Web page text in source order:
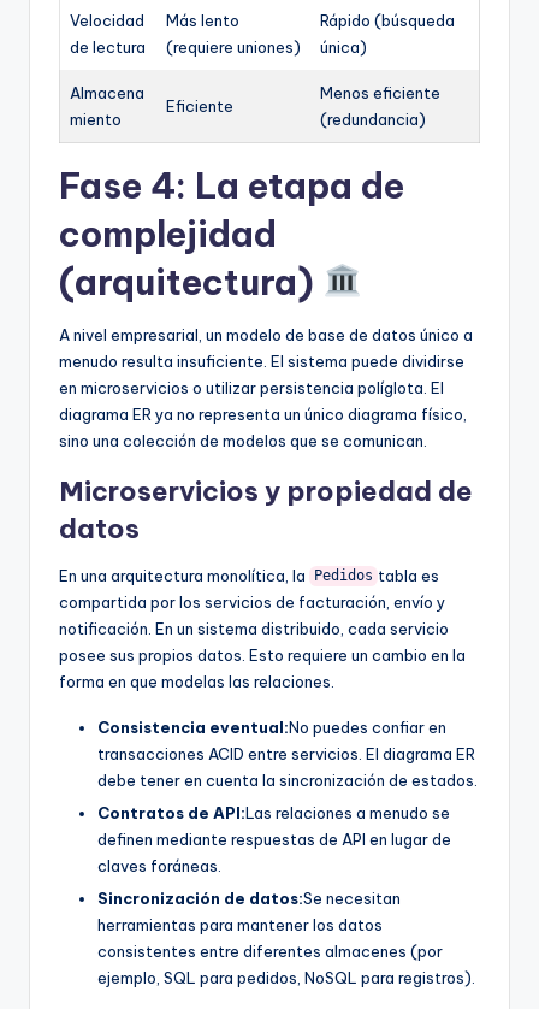
Velocidad
de lectura
Más lento
(requiere uniones)
Rápido (búsqueda
única)
Almacena
miento
Eficiente
Menos eficiente
(redundancia)
Fase 4: La etapa de
complejidad
(arquitectura)
A nivel empresarial, un modelo de base de datos único a
menudo resulta insuficiente. El sistema puede dividirse
en microservicios o utilizar persistencia políglota. El
diagrama ER ya no representa un único diagrama físico,
sino una colección de modelos que se comunican.
Microservicios y propiedad de
datos
En una arquitectura monolítica, la Pedidos tabla es
compartida por los servicios de facturación, envío y
notificación. En un sistema distribuido, cada servicio
posee sus propios datos. Esto requiere un cambio en la
forma en que modelas las relaciones.
Consistencia eventual:No puedes confiar en
transacciones ACID entre servicios. El diagrama ER
debe tener en cuenta la sincronización de estados.
Contratos de API:Las relaciones a menudo se
definen mediante respuestas de API en lugar de
claves foráneas.
Sincronización de datos:Se necesitan
herramientas para mantener los datos
consistentes entre diferentes almacenes (por
ejemplo, SQL para pedidos, NoSQL para registros).